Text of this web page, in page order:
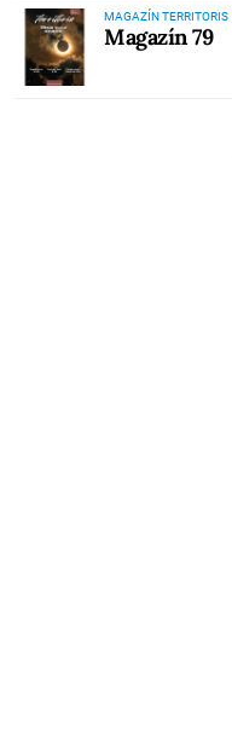
MAGAZÍN TERRITORIS
Magazín 79